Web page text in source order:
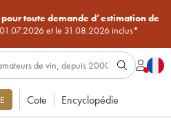
toute demande d’estimation de
et le 31.08.2026 inclus*
Cote Encyclopédie